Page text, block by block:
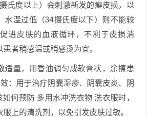
氏度以上）会刺激新发的癣皮损，以
水温过低（34摄氏度以下）则不能较
进皮肤的血液循环，不利于皮损消
者稍感温或稍感烫为宜。
适量，用香油调匀成软膏状，涂擦患
：用于治疔阴囊湿疹、阴囊皮炎、阴
何预防 多用水冲洗衣物 洗衣服时，
上的清洗剂，以免引发皮肤过敏。